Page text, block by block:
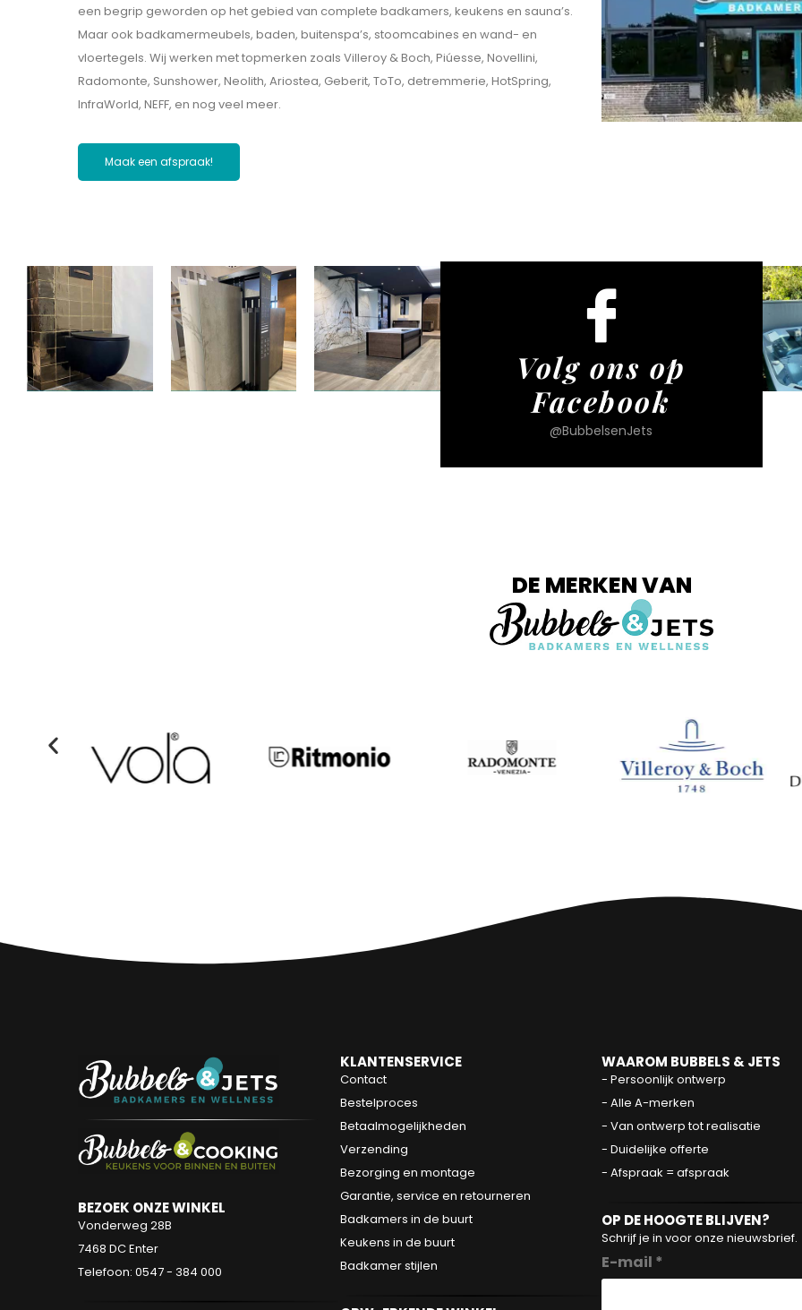
een begrip geworden op het gebied van complete badkamers, keukens en sauna’s.
Maar ook badkamermeubels, baden, buitenspa’s, stoomcabines en wand- en
vloertegels. Wij werken met topmerken zoals Villeroy & Boch, Piúesse, Novellini,
Radomonte, Sunshower, Neolith, Ariostea, Geberit, ToTo, detremmerie, HotSpring,
InfraWorld, NEFF, en nog veel meer.
Maak een afspraak!
Volg ons op
Facebook
@BubbelsenJets
DE MERKEN VAN
BEZOEK ONZE WINKEL
Vonderweg 28B
7468 DC Enter
Telefoon: 0547 - 384 000
KLANTENSERVICE
Contact
Bestelproces
Betaalmogelijkheden
Verzending
Bezorging en montage
Garantie, service en retourneren
Badkamers in de buurt
Keukens in de buurt
Badkamer stijlen
WAAROM BUBBELS & JETS
- Persoonlijk ontwerp
- Alle A-merken
- Van ontwerp tot realisatie
- Duidelijke offerte
- Afspraak = afspraak
OP DE HOOGTE BLIJVEN?
Schrijf je in voor onze nieuwsbrief.
E-mail *